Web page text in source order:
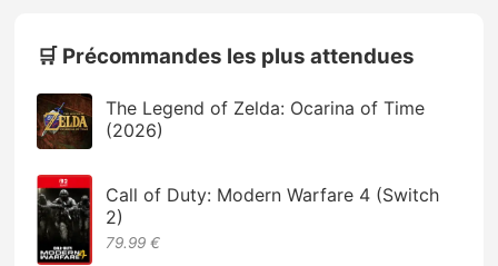
🛒 Précommandes les plus attendues
The Legend of Zelda: Ocarina of Time
(2026)
Call of Duty: Modern Warfare 4 (Switch
2)
79.99 €